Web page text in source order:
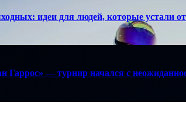
идеи для людей, которые устали от
Гаррос» — турнир начался с